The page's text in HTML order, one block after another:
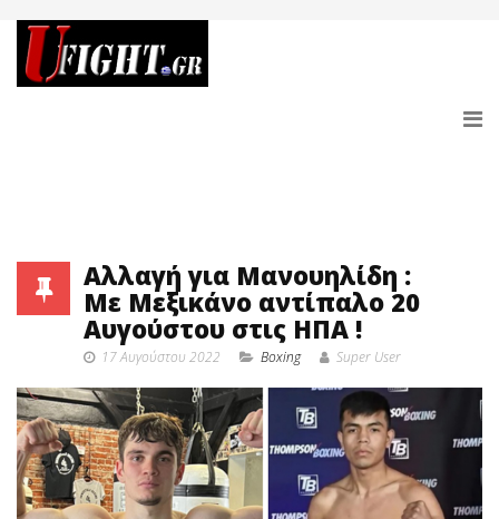
Αλλαγή για Μανουηλίδη :
Με Μεξικάνο αντίπαλο 20
Αυγούστου στις ΗΠΑ !
17 Αυγούστου 2022 Boxing Super User